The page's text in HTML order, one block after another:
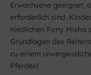
Erwachsene geeignet,
erforderlich sind.
niedlichen Pony Misha
Grundlagen des
zu einem
Pferden!